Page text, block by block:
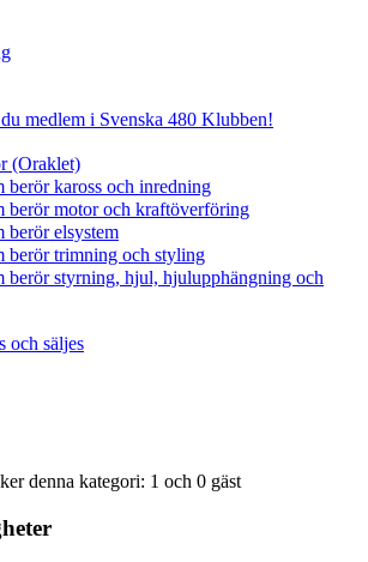
medlem i Svenska 480 Klubben!
(Oraklet)
kaross och inredning
motor och kraftöverföring
elsystem
trimning och styling
styrning, hjul, hjulupphängning och
och säljes
denna kategori: 1 och 0 gäst